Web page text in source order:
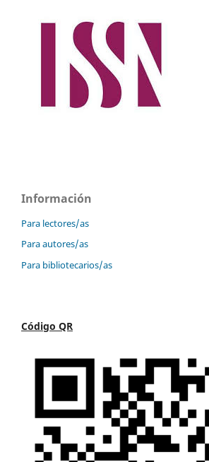
Información
Para lectores/as
Para autores/as
Para bibliotecarios/as
Código QR